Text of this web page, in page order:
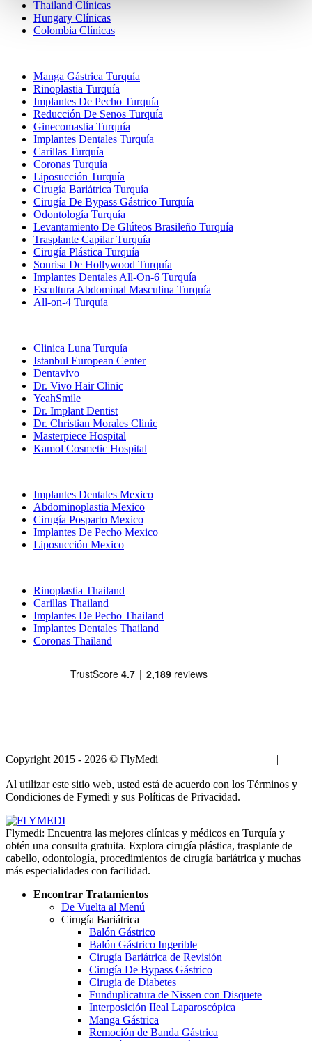
Thailand Clínicas
Hungary Clínicas
Colombia Clínicas
Manga Gástrica Turquía
Rinoplastia Turquía
Implantes De Pecho Turquía
Reducción De Senos Turquía
Ginecomastia Turquía
Implantes Dentales Turquía
Carillas Turquía
Coronas Turquía
Liposucción Turquía
Cirugía Bariátrica Turquía
Cirugía De Bypass Gástrico Turquía
Odontología Turquía
Levantamiento De Glúteos Brasileño Turquía
Trasplante Capilar Turquía
Cirugía Plástica Turquía
Sonrisa De Hollywood Turquía
Implantes Dentales All-On-6 Turquía
Escultura Abdominal Masculina Turquía
All-on-4 Turquía
Clinica Luna Turquía
Istanbul European Center
Dentavivo
Dr. Vivo Hair Clinic
YeahSmile
Dr. Implant Dentist
Dr. Christian Morales Clinic
Masterpiece Hospital
Kamol Cosmetic Hospital
Implantes Dentales Mexico
Abdominoplastia Mexico
Cirugía Posparto Mexico
Implantes De Pecho Mexico
Liposucción Mexico
Rinoplastia Thailand
Carillas Thailand
Implantes De Pecho Thailand
Implantes Dentales Thailand
Coronas Thailand
Copyright 2015 - 2026 © FlyMedi |
|
Al utilizar este sitio web, usted está de acuerdo con los Términos y
Condiciones de Fymedi y sus Políticas de Privacidad.
Flymedi: Encuentra las mejores clínicas y médicos en Turquía y
obtén una consulta gratuita. Explora cirugía plástica, trasplante de
cabello, odontología, procedimientos de cirugía bariátrica y muchas
más especialidades con facilidad.
Encontrar Tratamientos
De Vuelta al Menú
Cirugía Bariátrica
Balón Gástrico
Balón Gástrico Ingerible
Cirugía Bariátrica de Revisión
Cirugía De Bypass Gástrico
Cirugia de Diabetes
Funduplicatura de Nissen con Disquete
Interposición IIeal Laparoscópica
Manga Gástrica
Remoción de Banda Gástrica